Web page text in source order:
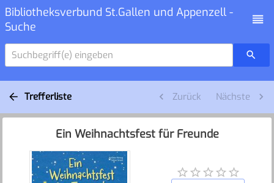
Bibliotheksverbund St.Gallen und Appenzell -
Suche
Suchbegriff(e) eingeben
Trefferliste Zurück Nächste
Ein Weihnachtsfest für Freunde